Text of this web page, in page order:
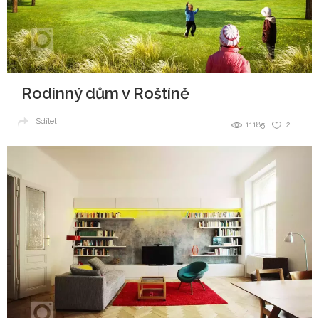
Rodinný dům v Roštíně
2
11185
Sdílet